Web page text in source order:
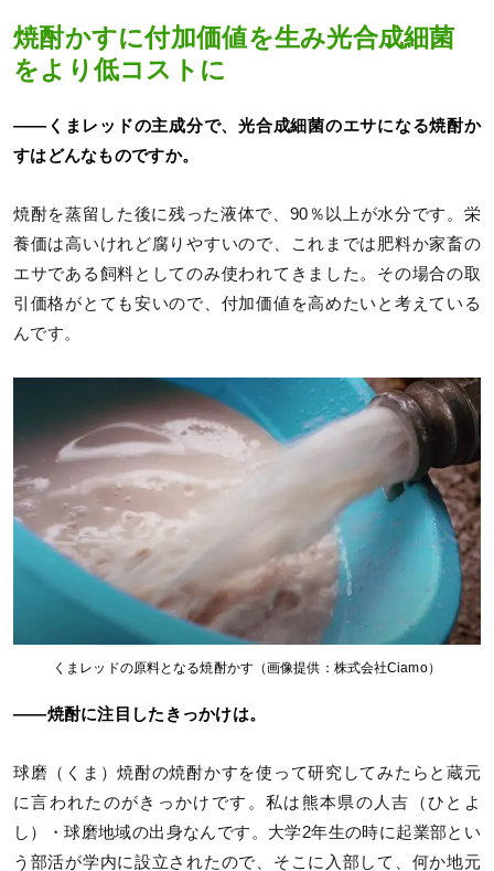
焼酎かすに付加価値を生み光合成細菌
をより低コストに
――くまレッドの主成分で、光合成細菌のエサになる焼酎か
すはどんなものですか。
焼酎を蒸留した後に残った液体で、90％以上が水分です。栄
養価は高いけれど腐りやすいので、これまでは肥料か家畜の
エサである飼料としてのみ使われてきました。その場合の取
引価格がとても安いので、付加価値を高めたいと考えている
んです。
くまレッドの原料となる焼酎かす（画像提供：株式会社Ciamo）
――焼酎に注目したきっかけは。
球磨（くま）焼酎の焼酎かすを使って研究してみたらと蔵元
に言われたのがきっかけです。私は熊本県の人吉（ひとよ
し）・球磨地域の出身なんです。大学2年生の時に起業部とい
う部活が学内に設立されたので、そこに入部して、何か地元